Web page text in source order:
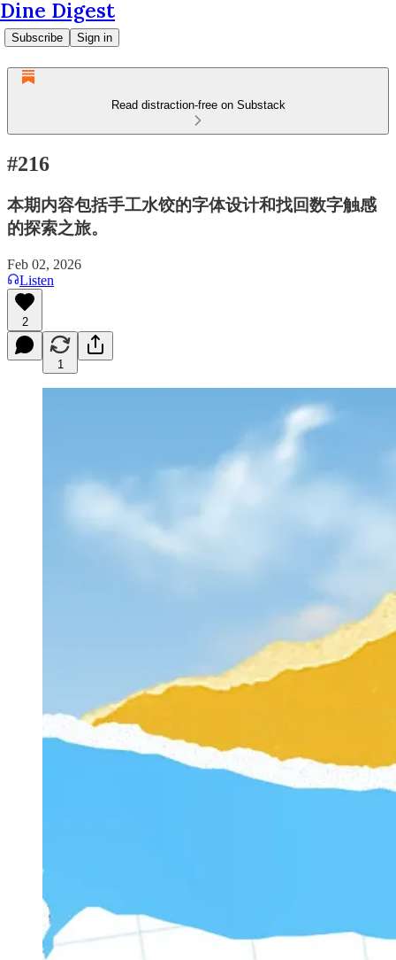
Dine Digest
Subscribe Sign in
Read distraction-free on Substack
#216
本期内容包括手工水饺的字体设计和找回数字触感
的探索之旅。
Feb 02, 2026
Listen
2
1